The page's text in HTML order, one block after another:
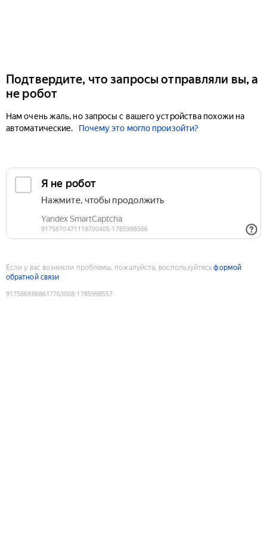
Подтвердите, что запросы отправляли вы, а
не робот
Нам очень жаль, но запросы с вашего устройства похожи на
автоматические.
Почему это могло произойти?
Если у вас возникли проблемы, пожалуйста, воспользуйтесьформой
обратной связи
9175869868617763008:1785998557